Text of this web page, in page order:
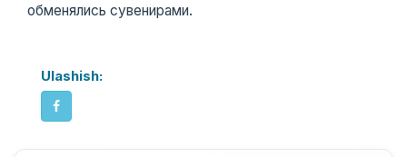
обменялись сувенирами.
Ulashish: